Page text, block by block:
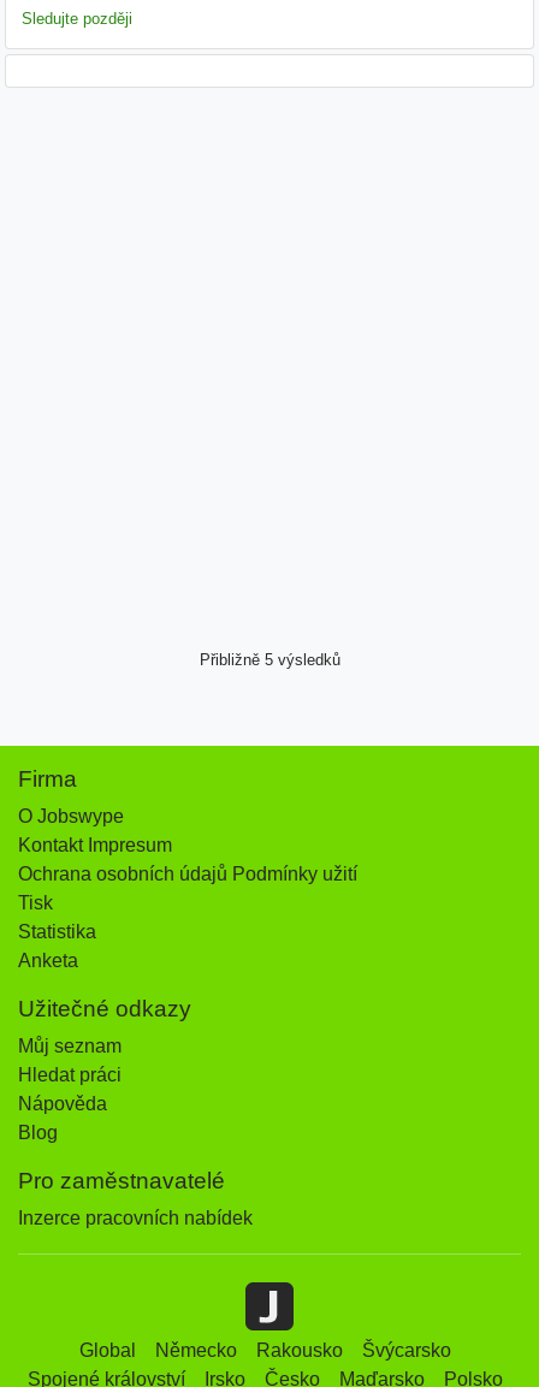
Sledujte později
Přibližně 5 výsledků
Firma
O Jobswype
Kontakt Impresum
Ochrana osobních údajů Podmínky užití
Tisk
Statistika
Anketa
Užitečné odkazy
Můj seznam
Hledat práci
Nápověda
Blog
Pro zaměstnavatelé
Inzerce pracovních nabídek
Global Německo Rakousko
Švýcarsko
Spojené království
Irsko Česko Maďarsko Polsko